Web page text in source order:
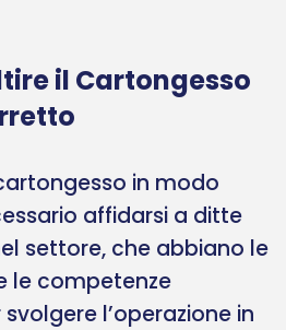
il Cartongesso
in modo
affidarsi a ditte
settore, che abbiano le
le competenze
l’operazione in